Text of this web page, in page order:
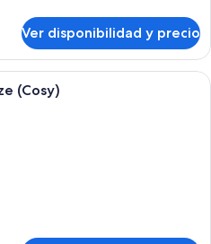
Ver disponibilidad y precio
Una habitación de hotel con cama,
(Cosy)